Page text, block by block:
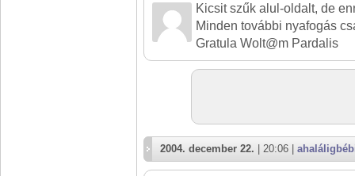
Kicsit szűk alul-oldalt, de
Minden további nyafogás
Gratula Wolt@m Pardalis
2004. december 22. | 20:06 |